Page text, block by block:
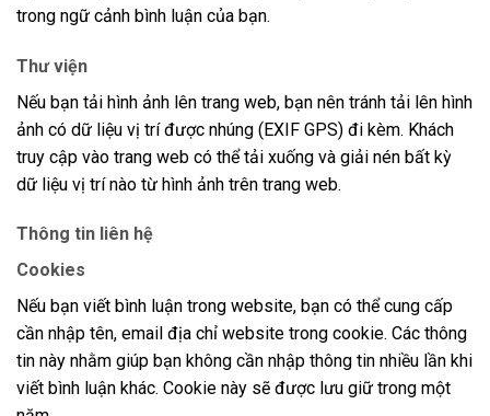
trong ngữ cảnh bình luận của bạn.
Thư viện
Nếu bạn tải hình ảnh lên trang web, bạn nên tránh tải lên hình
ảnh có dữ liệu vị trí được nhúng (EXIF GPS) đi kèm. Khách
truy cập vào trang web có thể tải xuống và giải nén bất kỳ
dữ liệu vị trí nào từ hình ảnh trên trang web.
Thông tin liên hệ
Cookies
Nếu bạn viết bình luận trong website, bạn có thể cung cấp
cần nhập tên, email địa chỉ website trong cookie. Các thông
tin này nhằm giúp bạn không cần nhập thông tin nhiều lần khi
viết bình luận khác. Cookie này sẽ được lưu giữ trong một